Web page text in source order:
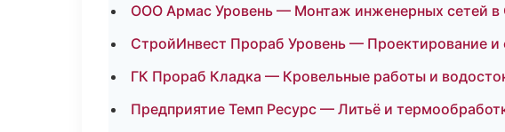
ООО Армас Уровень — Монтаж инженерных сетей в
СтройИнвест Прораб Уровень — Проектирование и
ГК Прораб Кладка — Кровельные работы и
Предприятие Темп Ресурс — Литьё и